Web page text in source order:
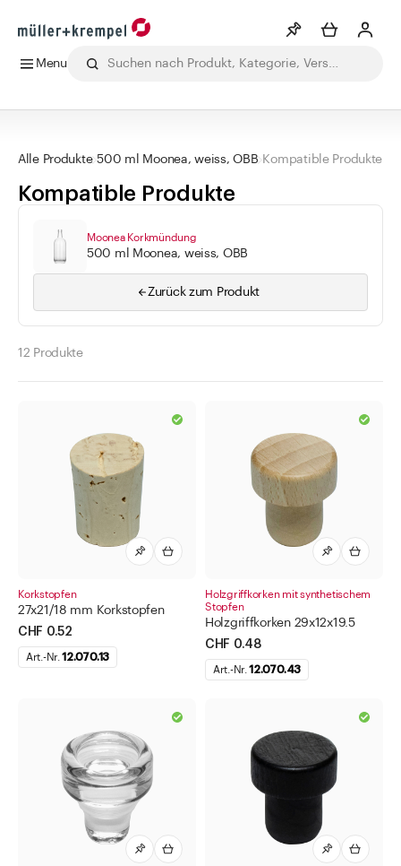
Menu
Merkliste Mehr anzeigen
Info
Apothekenbedarf
Gläser
Verschlüsse
Zubehör
Shop the Look
Helpcenter
Unternehmen
Alle Produkte 500 ml Moonea, weiss, OBB Kompatible Produkte
Kompatible Produkte
Moonea Korkmündung
500 ml Moonea, weiss, OBB
Zurück zum Produkt
12 Produkte
Korkstopfen
27x21/18 mm Korkstopfen
CHF 0.52
Art.-Nr.12.070.13
Holzgriffkorken mit synthetischem
Stopfen
Holzgriffkorken 29x12x19.5
CHF 0.48
Art.-Nr.12.070.43